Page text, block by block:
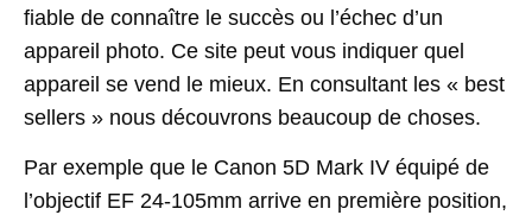
fiable de connaître le succès ou l’échec d’un
appareil photo. Ce site peut vous indiquer quel
appareil se vend le mieux. En consultant les « best
sellers » nous découvrons beaucoup de choses.
Par exemple que le Canon 5D Mark IV équipé de
l’objectif EF 24-105mm arrive en première position,